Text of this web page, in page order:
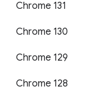
Chrome 131
Chrome 130
Chrome 129
Chrome 128